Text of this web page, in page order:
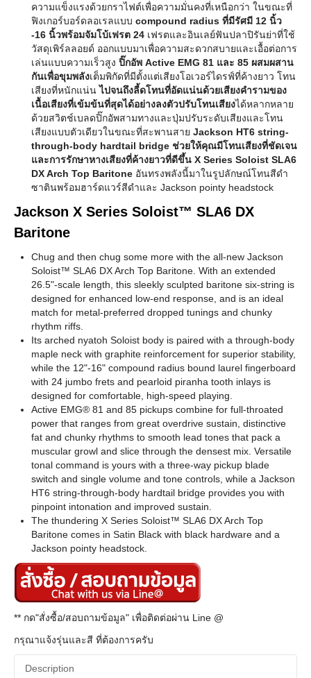
ความแข็งแรงด้วยกราไฟต์เพื่อความมั่นคงที่เหนือกว่า ในขณะที่
ฟิงเกอร์บอร์ดลอเรลแบบ compound radius ที่มีรัศมี 12 นิ้ว
-16 นิ้วพร้อมจัมโบ้เฟรต 24 เฟรตและอินเลย์ฟันปลาปิรันย่าที่ใช้
วัสดุเพิร์ลลอยด์ ออกแบบมาเพื่อความสะดวกสบายและเอื้อต่อการ
เล่นแบบความเร็วสูง ปิ๊กอัพ Active EMG 81 และ 85 ผสมผสาน
กันเพื่อขุมพลังเต็มพิกัดที่มีตั้งแต่เสียงโอเวอร์ไดรฟ์ที่ค้างยาว โทน
เสียงที่หนักแน่นไปจนถึงลี้ดโทนที่อัดแน่นด้วยเสียงคำรามของ
เนื้อเสียงที่เข้มข้นที่สุดได้อย่างลงตัวปรับโทนเสียงได้หลากหลาย
ด้วยสวิตช์เบลดปิ๊กอัพสามทางและปุ่มปรับระดับเสียงและโทน
เสียงแบบตัวเดียวในขณะที่สะพานสาย Jackson HT6 string-
through-body hardtail bridge ช่วยให้คุณมีโทนเสียงที่ชัดเจน
และการรักษาหางเสียงที่ค้างยาวที่ดีขึ้น X Series Soloist SLA6
DX Arch Top Baritone อันทรงพลังนี้มาในรูปลักษณ์โทนสีดำ
ซาตินพร้อมฮาร์ดแวร์สีดำและ Jackson pointy headstock
Jackson X Series Soloist™ SLA6 DX
Baritone
Chug and then chug some more with the all-new Jackson
Soloist™ SLA6 DX Arch Top Baritone. With an extended
26.5"-scale length, this sleekly sculpted baritone six-string is
designed for enhanced low-end response, and is an ideal
match for metal-preferred dropped tunings and chunky
rhythm riffs.
Its arched nyatoh Soloist body is paired with a through-body
maple neck with graphite reinforcement for superior stability,
while the 12"-16" compound radius bound laurel fingerboard
with 24 jumbo frets and pearloid piranha tooth inlays is
designed for comfortable, high-speed playing.
Active EMG® 81 and 85 pickups combine for full-throated
power that ranges from great overdrive sustain, distinctive
fat and chunky rhythms to smooth lead tones that pack a
muscular growl and slice through the densest mix. Versatile
tonal command is yours with a three-way pickup blade
switch and single volume and tone controls, while a Jackson
HT6 string-through-body hardtail bridge provides you with
pinpoint intonation and improved sustain.
The thundering X Series Soloist™ SLA6 DX Arch Top
Baritone comes in Satin Black with black hardware and a
Jackson pointy headstock.
** กด"สั่งซื้อ/สอบถามข้อมูล" เพื่อติดต่อผ่าน Line @
กรุณาแจ้งรุ่นและสี ที่ต้องการครับ
Description